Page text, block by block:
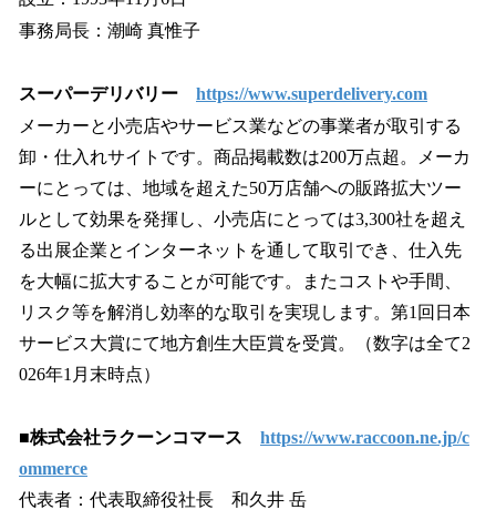
事務局長：潮崎 真惟子
スーパーデリバリー https://www.superdelivery.com
メーカーと小売店やサービス業などの事業者が取引する
卸・仕入れサイトです。商品掲載数は200万点超。メーカ
ーにとっては、地域を超えた50万店舗への販路拡大ツー
ルとして効果を発揮し、小売店にとっては3,300社を超え
る出展企業とインターネットを通して取引でき、仕入先
を大幅に拡大することが可能です。またコストや手間、
リスク等を解消し効率的な取引を実現します。第1回日本
サービス大賞にて地方創生大臣賞を受賞。（数字は全て2
026年1月末時点）
■株式会社ラクーンコマース https://www.raccoon.ne.jp/c
ommerce
代表者：代表取締役社長 和久井 岳